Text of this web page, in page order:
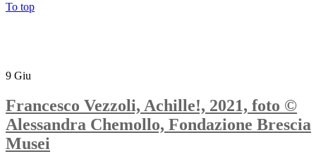
To top
9 Giu
Francesco Vezzoli, Achille!, 2021, foto ©
Alessandra Chemollo, Fondazione Brescia
Musei